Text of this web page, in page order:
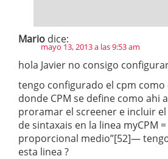
Mario dice:
mayo 13, 2013 a las 9:53 am
hola Javier no consigo
tengo configurado el cpm como
donde CPM se define como ahi
proramar el screener e incluir
de sintaxais en la linea myCPM =
proporcional medio”[52]—
esta linea ?